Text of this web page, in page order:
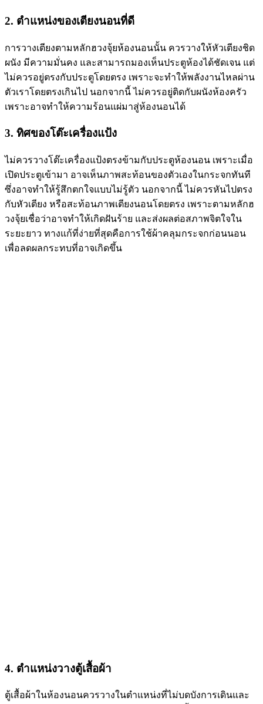
2. ตำแหน่งของเตียงนอนที่ดี
การวางเตียงตามหลักฮวงจุ้ยห้องนอนนั้น ควรวางให้หัวเตียงชิด
ผนัง มีความมั่นคง และสามารถมองเห็นประตูห้องได้ชัดเจน แต่
ไม่ควรอยู่ตรงกับประตูโดยตรง เพราะจะทำให้พลังงานไหลผ่าน
ตัวเราโดยตรงเกินไป นอกจากนี้ ไม่ควรอยู่ติดกับผนังห้องครัว
เพราะอาจทำให้ความร้อนแผ่มาสู่ห้องนอนได้
3. ทิศของโต๊ะเครื่องแป้ง
ไม่ควรวางโต๊ะเครื่องแป้งตรงข้ามกับประตูห้องนอน เพราะเมื่อ
เปิดประตูเข้ามา อาจเห็นภาพสะท้อนของตัวเองในกระจกทันที
ซึ่งอาจทำให้รู้สึกตกใจแบบไม่รู้ตัว นอกจากนี้ ไม่ควรหันไปตรง
กับหัวเตียง หรือสะท้อนภาพเตียงนอนโดยตรง เพราะตามหลักฮ
วงจุ้ยเชื่อว่าอาจทำให้เกิดฝันร้าย และส่งผลต่อสภาพจิตใจใน
ระยะยาว ทางแก้ที่ง่ายที่สุดคือการใช้ผ้าคลุมกระจกก่อนนอน
เพื่อลดผลกระทบที่อาจเกิดขึ้น
4. ตำแหน่งวางตู้เสื้อผ้า
ตู้เสื้อผ้าในห้องนอนควรวางในตำแหน่งที่ไม่บดบังการเดินและ